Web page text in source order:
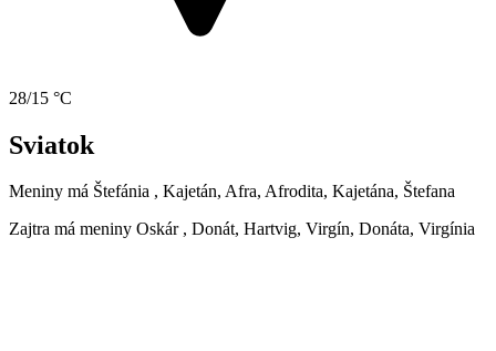
28/15 °C
Sviatok
Meniny má Štefánia , Kajetán, Afra, Afrodita, Kajetána, Štefana
Zajtra má meniny Oskár , Donát, Hartvig, Virgín, Donáta, Virgínia